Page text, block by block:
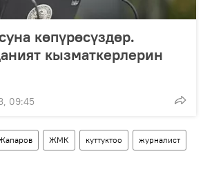
көпүрөсүздөр.
кызматкерлерин
09:45
ЖМК куттуктоо журналист